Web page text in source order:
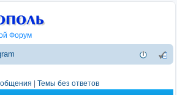
Форум
Темы без ответов